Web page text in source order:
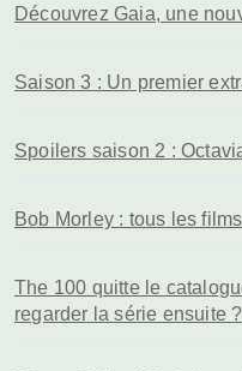
Découvrez Gaia, une
Saison 3 : Un premier
Spoilers saison 2 :
Bob Morley : tous les
The 100 quitte le
regarder la série ensuite ?